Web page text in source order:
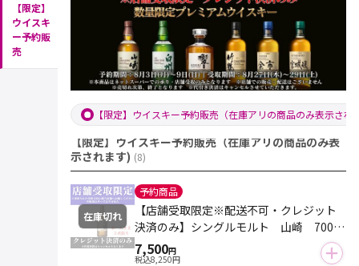
【限定】
ウイスキ
ー予約販
売
【限定】ウイスキー予約販売（在庫アリの商品のみ表示され
【限定】ウイスキー予約販売（在庫アリの商品のみ表
示されます) (8)
在庫切れ
予約商品
【店舗受取限定※配送不可・クレジット
決済のみ】シングルモルト 山崎 700m
l（箱なし）※おひとり様３点まで
7,500円
税込8,250円